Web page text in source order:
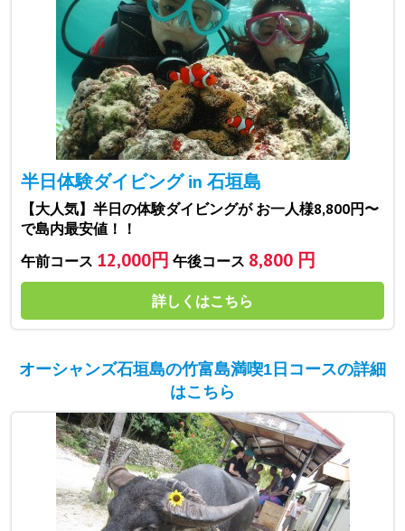
半日体験ダイビング in 石垣島
【大人気】半日の体験ダイビングが お一人様8,800円〜
で島内最安値！！
午前コース 12,000円 午後コース 8,800 円
詳しくはこちら
オーシャンズ石垣島の竹富島満喫1日コースの詳細
はこちら